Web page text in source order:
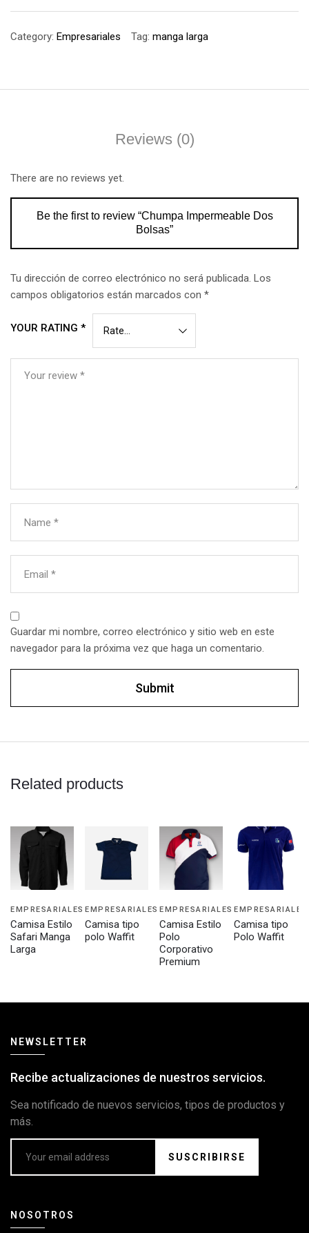
Category: Empresariales Tag: manga larga
Reviews (0)
There are no reviews yet.
Be the first to review “Chumpa Impermeable Dos
Bolsas”
Tu dirección de correo electrónico no será publicada. Los
campos obligatorios están marcados con *
YOUR RATING *
Your review *
Name *
Email *
Guardar mi nombre, correo electrónico y sitio web en este
navegador para la próxima vez que haga un comentario.
Related products
EMPRESARIALES
Camisa Estilo
Safari Manga
Larga
EMPRESARIALES
Camisa tipo
polo Waffit
EMPRESARIALES
Camisa Estilo
Polo
Corporativo
Premium
EMPRESARIALES
Camisa tipo
Polo Waffit
NEWSLETTER
Recibe actualizaciones de nuestros servicios.
Sea notificado de nuevos servicios, tipos de productos y
más.
SUSCRIBIRSE
NOSOTROS